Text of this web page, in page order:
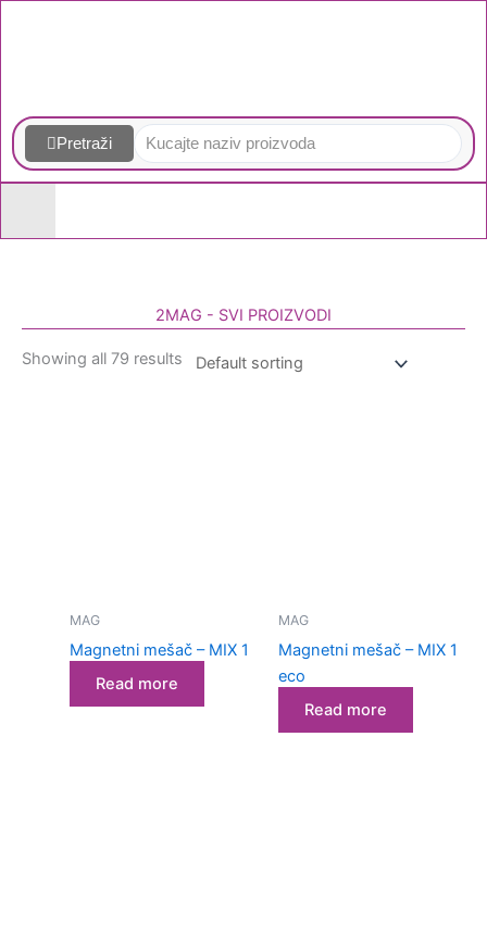
Pretraži
2MAG - SVI PROIZVODI
Showing all 79 results
MAG
Magnetni mešač – MIX 1
Read more
MAG
Magnetni mešač – MIX 1
eco
Read more